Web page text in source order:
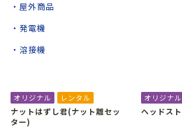
・屋外商品
・発電機
・溶接機
オリジナル レンタル
ナットはずし君(ナット離セッ
ター)
オリジナル
ヘッドス